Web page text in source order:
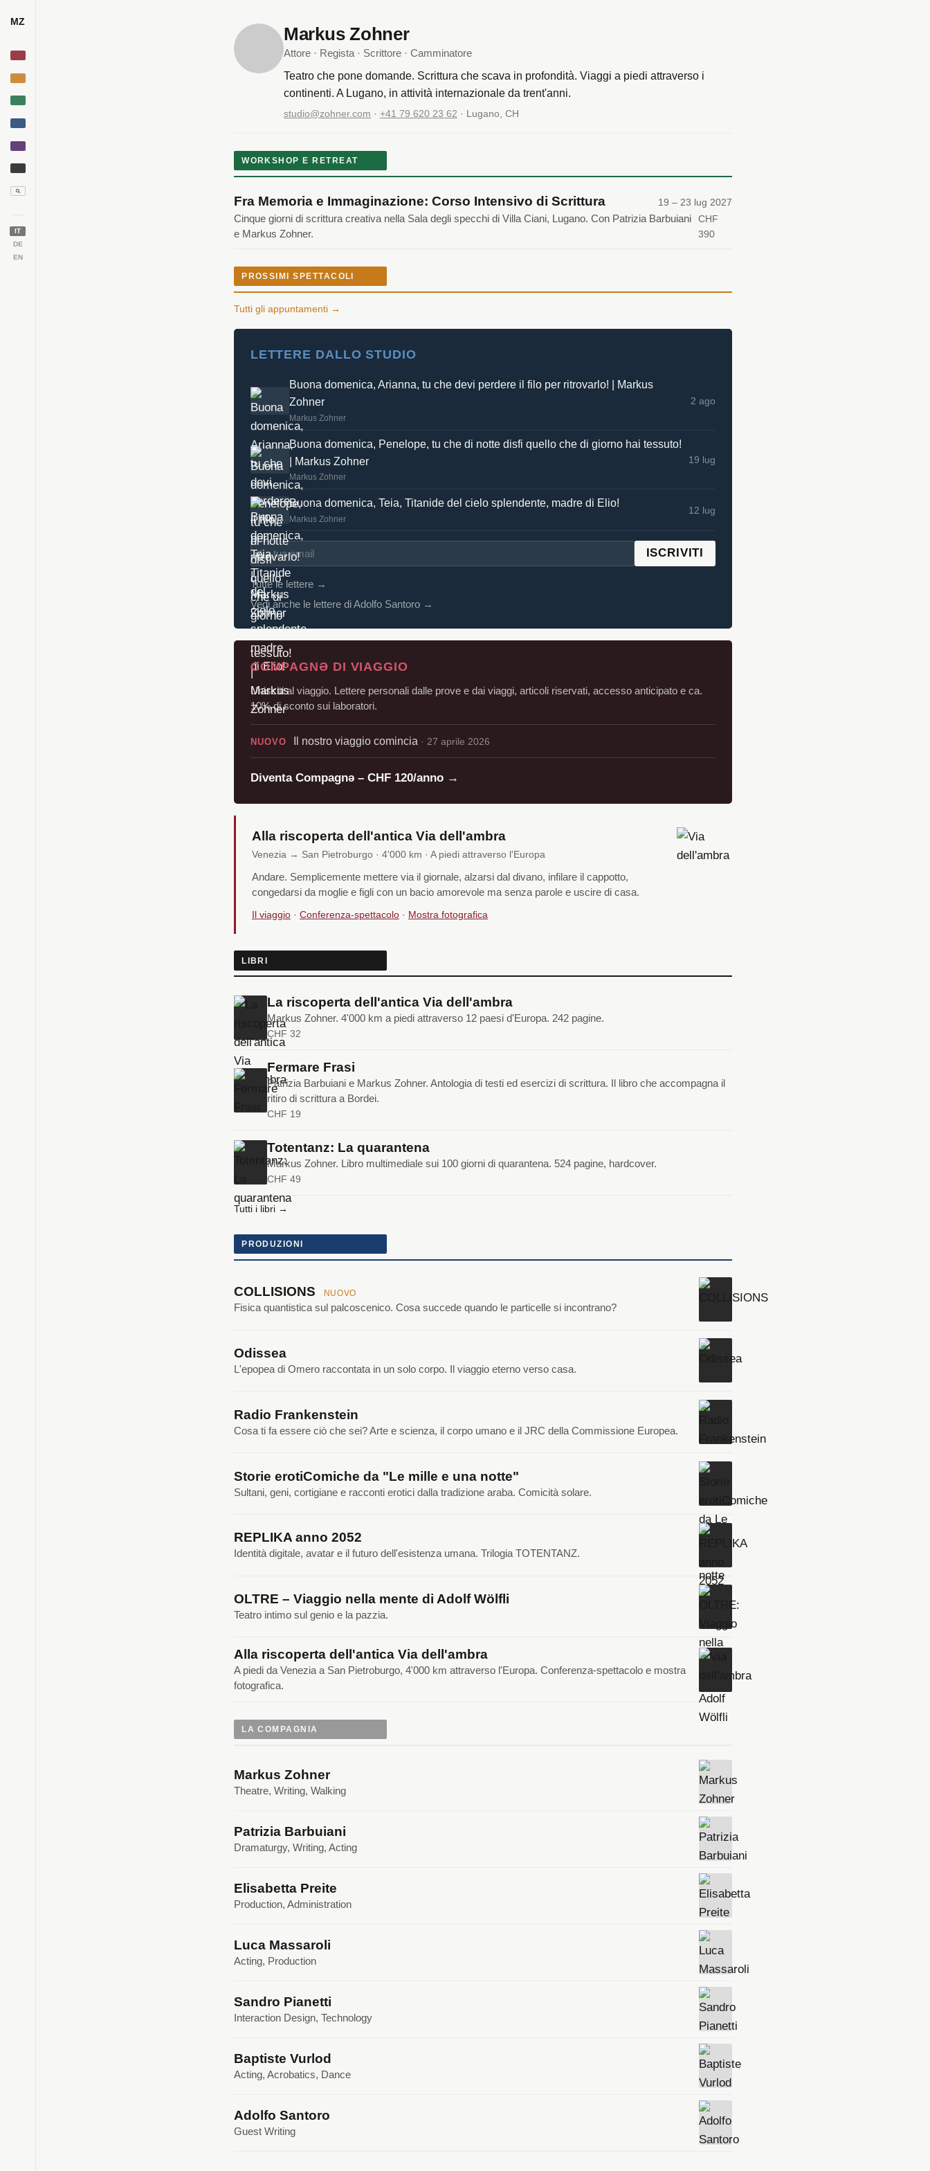
MZ
IT
DE
EN
Markus Zohner
Attore · Regista · Scrittore · Camminatore
Teatro che pone domande. Scrittura che scava in profondità. Viaggi a piedi attraverso i
continenti. A Lugano, in attività internazionale da trent'anni.
studio@zohner.com · +41 79 620 23 62 · Lugano, CH
WORKSHOP E RETREAT
Fra Memoria e Immaginazione: Corso Intensivo di Scrittura 19 – 23 lug 2027
Cinque giorni di scrittura creativa nella Sala degli specchi di Villa Ciani, Lugano. Con Patrizia Barbuiani
e Markus Zohner.
CHF
390
PROSSIMI SPETTACOLI
Tutti gli appuntamenti →
LETTERE DALLO STUDIO
Buona domenica, Arianna, tu che devi perdere il filo per ritrovarlo! | Markus
Zohner
Markus Zohner
2 ago
Buona domenica, Penelope, tu che di notte disfi quello che di giorno hai tessuto!
| Markus Zohner
Markus Zohner
19 lug
Buona domenica, Teia, Titanide del cielo splendente, madre di Elio!
Markus Zohner
12 lug
ISCRIVITI
Tutte le lettere →
Vedi anche le lettere di Adolfo Santoro →
COMPAGNƏ DI VIAGGIO
Unisciti al viaggio. Lettere personali dalle prove e dai viaggi, articoli riservati, accesso anticipato e ca.
10% di sconto sui laboratori.
NUOVO Il nostro viaggio comincia · 27 aprile 2026
Diventa Compagnə – CHF 120/anno →
Alla riscoperta dell'antica Via dell'ambra
Venezia → San Pietroburgo · 4'000 km · A piedi attraverso l'Europa
Andare. Semplicemente mettere via il giornale, alzarsi dal divano, infilare il cappotto,
congedarsi da moglie e figli con un bacio amorevole ma senza parole e uscire di casa.
Il viaggio· Conferenza-spettacolo· Mostra fotografica
LIBRI
La riscoperta dell'antica Via dell'ambra
Markus Zohner. 4'000 km a piedi attraverso 12 paesi d'Europa. 242 pagine.
CHF 32
Fermare Frasi
Patrizia Barbuiani e Markus Zohner. Antologia di testi ed esercizi di scrittura. Il libro che accompagna il
ritiro di scrittura a Bordei.
CHF 19
Totentanz: La quarantena
Markus Zohner. Libro multimediale sui 100 giorni di quarantena. 524 pagine, hardcover.
CHF 49
Tutti i libri →
PRODUZIONI
COLLISIONS NUOVO
Fisica quantistica sul palcoscenico. Cosa succede quando le particelle si incontrano?
Odissea
L'epopea di Omero raccontata in un solo corpo. Il viaggio eterno verso casa.
Radio Frankenstein
Cosa ti fa essere ciò che sei? Arte e scienza, il corpo umano e il JRC della Commissione Europea.
Storie erotiComiche da "Le mille e una notte"
Sultani, geni, cortigiane e racconti erotici dalla tradizione araba. Comicità solare.
REPLIKA anno 2052
Identità digitale, avatar e il futuro dell'esistenza umana. Trilogia TOTENTANZ.
OLTRE – Viaggio nella mente di Adolf Wölfli
Teatro intimo sul genio e la pazzia.
Alla riscoperta dell'antica Via dell'ambra
A piedi da Venezia a San Pietroburgo, 4'000 km attraverso l'Europa. Conferenza-spettacolo e mostra
fotografica.
LA COMPAGNIA
Markus Zohner
Theatre, Writing, Walking
Patrizia Barbuiani
Dramaturgy, Writing, Acting
Elisabetta Preite
Production, Administration
Luca Massaroli
Acting, Production
Sandro Pianetti
Interaction Design, Technology
Baptiste Vurlod
Acting, Acrobatics, Dance
Adolfo Santoro
Guest Writing